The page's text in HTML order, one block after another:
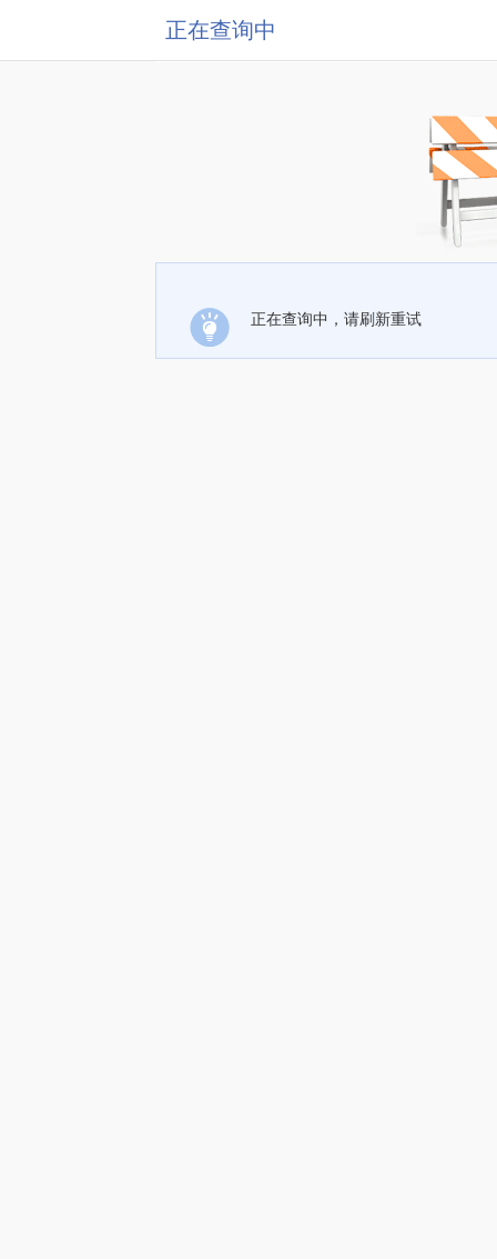
正在查询中
正在查询中，请刷新重试